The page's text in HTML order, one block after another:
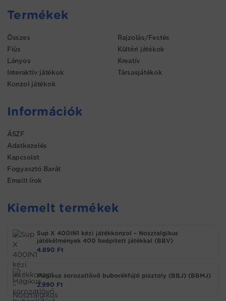
Termékek
Összes
Fiús
Lányos
Interaktív játékok
Konzol játékok
Rajzolás/Festés
Kültéri játékok
Kreatív
Társasjátékok
Információk
ÁSZF
Adatkezelés
Kapcsolat
Fogyasztó Barát
Emailt írok
Kiemelt termékek
Sup X 400IN1 kézi játékkonzol – Nosztalgikus
játékélmények 400 beépített játékkal (BBV)
4.890 Ft
Mágikus sorozatlövő buborékfújó pisztoly (BBJ) (BBMJ)
2.990 Ft